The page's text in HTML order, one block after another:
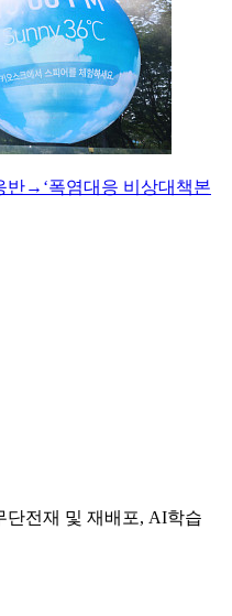
반→‘폭염대응 비상대책본
전재 및 재배포, AI학습